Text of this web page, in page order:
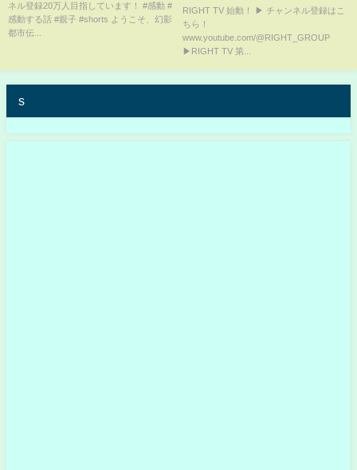
ネル登録20万人目指しています！ #感動 #
感動する話 #親子 #shorts ようこそ、幻影
都市伝...
切り込む！
RIGHT TV 始動！ ▶︎ チャンネル登録はこ
ちら！
www.youtube.com/@RIGHT_GROUP
▶︎RIGHT TV 第...
s